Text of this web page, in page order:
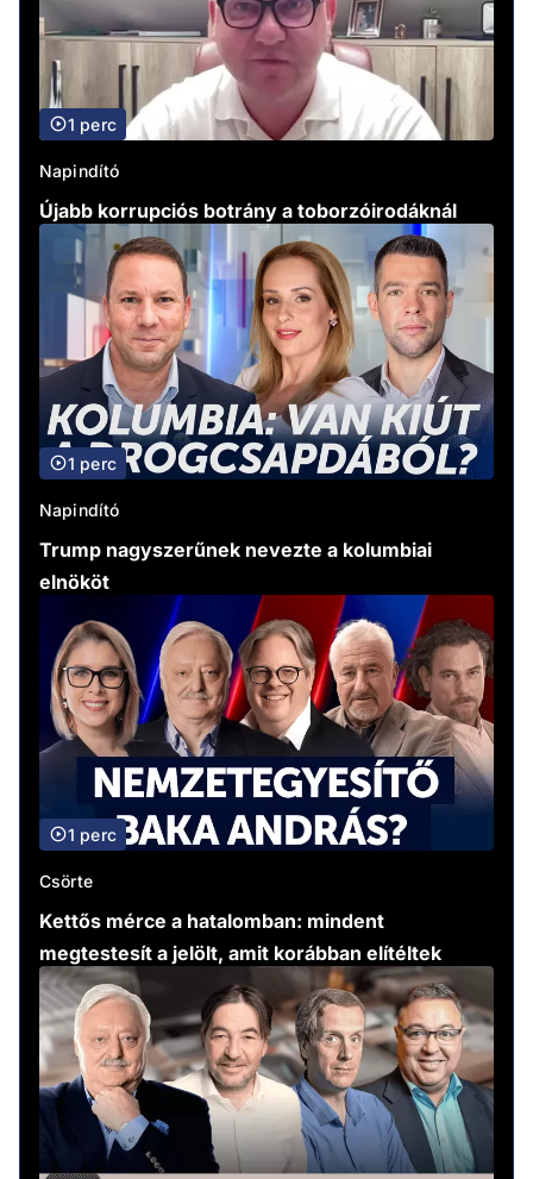
1 perc
Napindító
Újabb korrupciós botrány a toborzóirodáknál
1 perc
Napindító
Trump nagyszerűnek nevezte a kolumbiai
elnököt
1 perc
Csörte
Kettős mérce a hatalomban: mindent
megtestesít a jelölt, amit korábban elítéltek